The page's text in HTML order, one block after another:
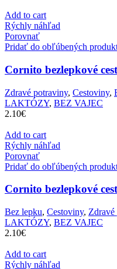
Add to cart
Rýchly náhľad
Porovnať
Pridať do obľúbených
Cornito bezlepkové
Zdravé potraviny, Cestoviny,
LAKTÓZY, BEZ VAJEC
2.10€
Add to cart
Rýchly náhľad
Porovnať
Pridať do obľúbených
Cornito bezlepkové
Bez lepku, Cestoviny,
LAKTÓZY, BEZ VAJEC
2.10€
Add to cart
Rýchly náhľad